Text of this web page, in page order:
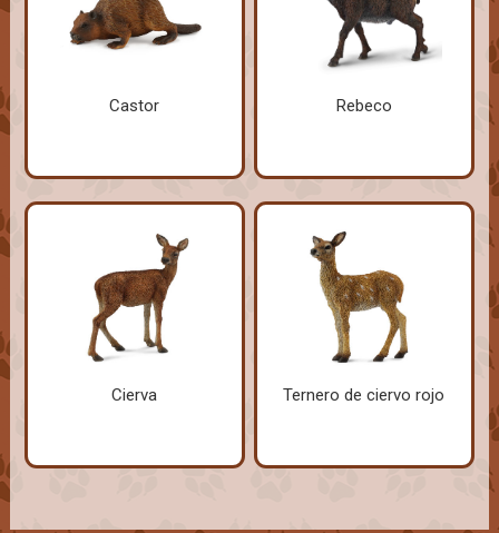
Castor Rebeco
Cierva Ternero de ciervo rojo